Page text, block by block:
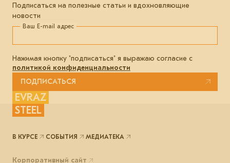
Подписаться на полезные статьи и вдохновляющие
новости
Ваш E-mail адрес
Нажимая кнопку "подписаться" я выражаю согласие с
политикой конфиденциальности
ПОДПИСАТЬСЯ
EVRAZ
STEEL
Корпоративный сайт
В КУРСЕ СОБЫТИЯ МЕДИАТЕКА